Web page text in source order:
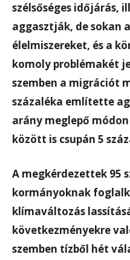
szélsőséges időjárás,
aggasztják, de sokan
élelmiszereket, és a
komoly problémakét
szemben a migrációt
százaléka említette
arány meglepő
között is csupán 5
A megkérdezettek 95
kormányoknak
klímaváltozás
következményekre
szemben tízből hét